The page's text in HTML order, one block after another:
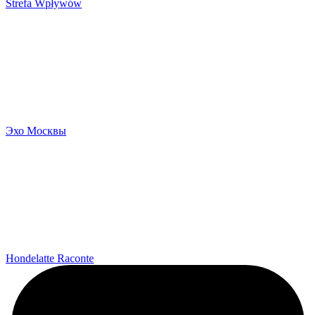
Strefa Wpływów
Эхо Москвы
Hondelatte Raconte